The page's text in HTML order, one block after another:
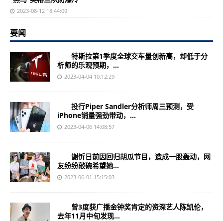
2023-08-12 18:44:09
要闻
特斯拉第1季度全球交车量创新高，却低于分
析师的乐观预期，...
2023-04-04 10:12:29
投行Piper Sandler分析师周三预测，受
iPhone销量强劲带动，...
2023-04-06 14:08:57
谢忻日前因回归胡瓜节目，造成一股轰动，网
友纷纷敲碗希望她...
2023-06-01 15:15:03
曾3度获广播金钟奖肯定的资深艺人陈凯伦，
去年11月中旬发现...